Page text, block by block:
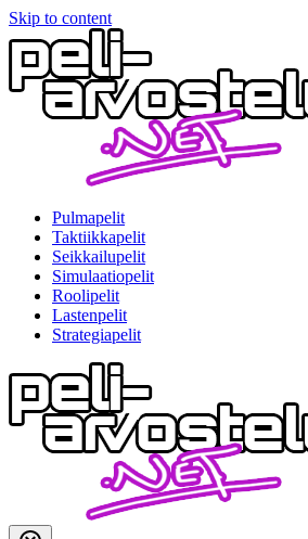
Skip to content
Pulmapelit
Taktiikkapelit
Seikkailupelit
Simulaatiopelit
Roolipelit
Lastenpelit
Strategiapelit